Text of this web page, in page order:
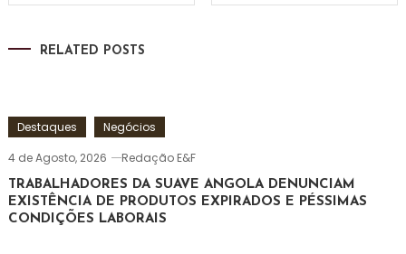
RELATED POSTS
Destaques
Negócios
4 de Agosto, 2026
Redação E&F
TRABALHADORES DA SUAVE ANGOLA DENUNCIAM
EXISTÊNCIA DE PRODUTOS EXPIRADOS E PÉSSIMAS
CONDIÇÕES LABORAIS